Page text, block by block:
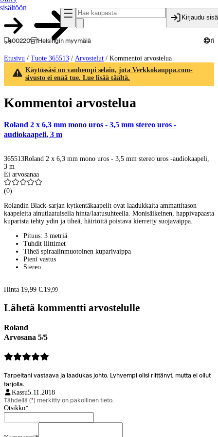
sisältöön
Kirjaudu
00220 Helsingin myymälä fi
Etusivu / Tuote 365513 / Arvostelut / Kommentoi arvostelua
Käytössäsi on vanhempi selain, jota Verkkokauppa.com-
sivusto ei enää tue. Lue lisää täältä.
Kommentoi arvostelua
Roland 2 x 6,3 mm mono uros - 3,5 mm stereo uros -
audiokaapeli, 3 m
365513Roland 2 x 6,3 mm mono uros - 3,5 mm stereo uros -audiokaapeli,
3 m
Ei arvosanaa
(0)
Rolandin Black-sarjan kytkentäkaapelit ovat laadukkaita ammattitason
kaapeleita ainutlaatuisella hinta/laatusuhteella. Monisäikeinen, happivapaasta
kuparista tehty ydin ja tiheä, häiriöitä poistava kierretty suojavaippa.
Pituus: 3 metriä
Tuhdit liittimet
Tiheä spiraalinmuotoinen kuparivaippa
Pieni vastus
Stereo
Hinta 19,99 €. 19,99
Lähetä kommentti arvostelulle
Roland
Arvosana 5/5
Tarpeitani vastaava ja laadukas johto. Lyhyempi olisi riittänyt, mutta ei ollut
tarjolla.
Kassu5.11.2018
Tähdellä (*) merkitty on pakollinen tieto.
Otsikko*